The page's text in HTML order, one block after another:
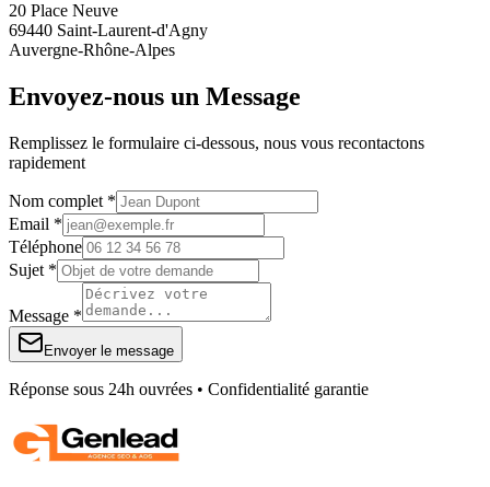
20 Place Neuve
69440 Saint-Laurent-d'Agny
Auvergne-Rhône-Alpes
Envoyez-nous un Message
Remplissez le formulaire ci-dessous, nous vous recontactons
rapidement
Nom complet *
Email *
Téléphone
Sujet *
Message *
Envoyer le message
Réponse sous 24h ouvrées • Confidentialité garantie